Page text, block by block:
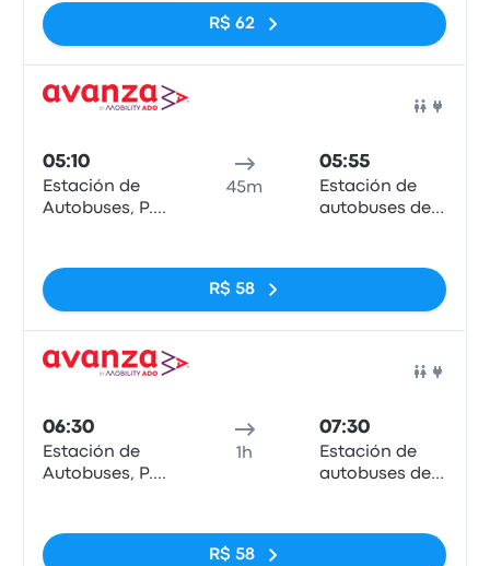
R$ 62
05:10
Estación de
Autobuses, P.º
45m
05:55
Estación de
autobuses de
R$ 58
06:30
Estación de
Autobuses, P.º
1h
07:30
Estación de
autobuses de
R$ 58